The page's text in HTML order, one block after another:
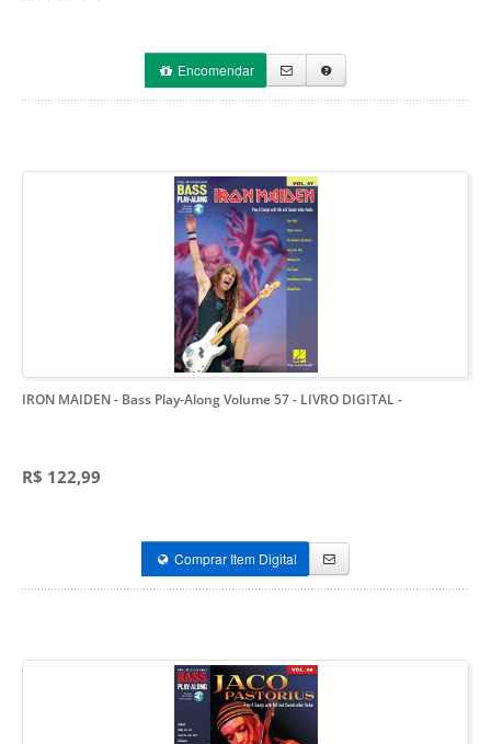
Encomendar
IRON MAIDEN - Bass Play-Along Volume 57 - LIVRO DIGITAL-
R$ 122,99
Comprar Item Digital